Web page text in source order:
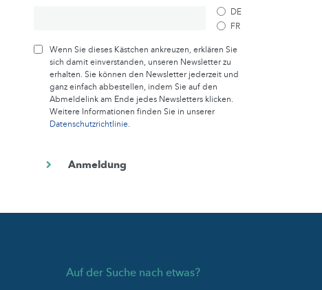
DE
FR
Wenn Sie dieses Kästchen ankreuzen, erklären Sie
sich damit einverstanden, unseren Newsletter zu
erhalten. Sie können den Newsletter jederzeit und
ganz einfach abbestellen, indem Sie auf den
Abmeldelink am Ende jedes Newsletters klicken.
Weitere Informationen finden Sie in unserer
Datenschutzrichtlinie.
Auf der Suche nach etwas?